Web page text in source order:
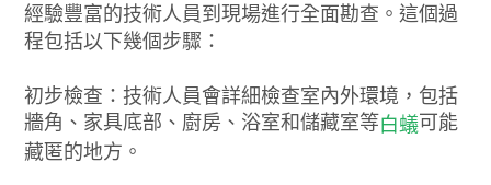
經驗豐富的技術人員到現場進行全面勘查。這個過
程包括以下幾個步驟：
初步檢查：技術人員會詳細檢查室內外環境，包括
牆角、家具底部、廚房、浴室和儲藏室等白蟻可能
藏匿的地方。